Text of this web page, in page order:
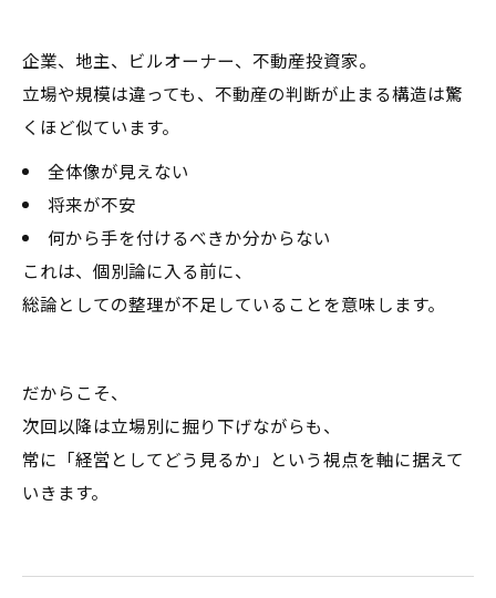
企業、地主、ビルオーナー、不動産投資家。
立場や規模は違っても、不動産の判断が止まる構造は驚
くほど似ています。
全体像が見えない
将来が不安
何から手を付けるべきか分からない
これは、個別論に入る前に、
総論としての整理が不足していることを意味します。
だからこそ、
次回以降は立場別に掘り下げながらも、
常に「経営としてどう見るか」という視点を軸に据えて
いきます。